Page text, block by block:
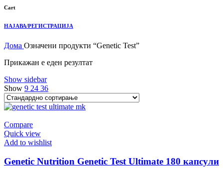
Cart
НАЈАВА/РЕГИСТРАЦИЈА
Дома Означени продукти “Genetic Test”
Прикажан е еден резултат
Show sidebar
Show 9 24 36
Compare
Quick view
Add to wishlist
Genetic Nutrition Genetic Test Ultimate 180 капсули